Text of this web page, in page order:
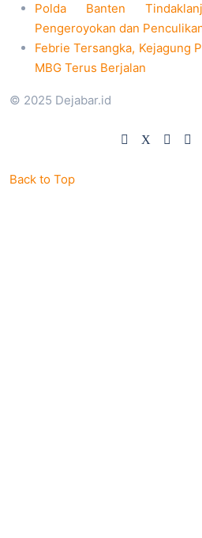
Polda Banten
Pengeroyokan dan
Febrie Tersangka, Kejagung
MBG Terus Berjalan
© 2025 Dejabar.id
Back to Top